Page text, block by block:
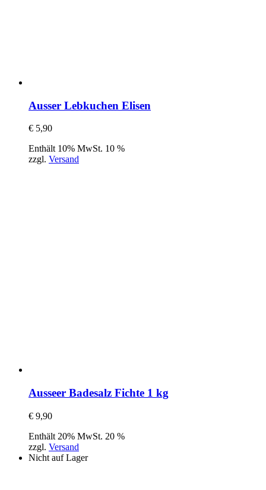
Ausser Lebkuchen Elisen
€ 5,90
Enthält 10% MwSt. 10 %
zzgl. Versand
Ausseer Badesalz Fichte 1 kg
€ 9,90
Enthält 20% MwSt. 20 %
zzgl. Versand
Nicht auf Lager